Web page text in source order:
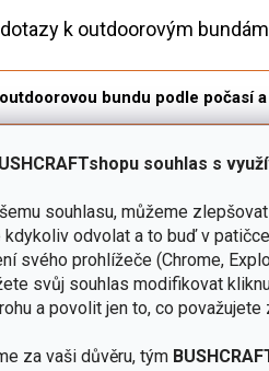
souhlas s
souhlasu, můžeme
kdykoliv odvolat a to buď v
svého prohlížeče (Chrome,
svůj souhlas modifikovat
a povolit jen to, co považujete
za vaši důvěru, tým
k outdoorovým bundám
bundu podle počasí
mezi hardshellovou,
vodní sloupec a prodyšnost
outdoorové bundy pro
anorak a kdy bunda s